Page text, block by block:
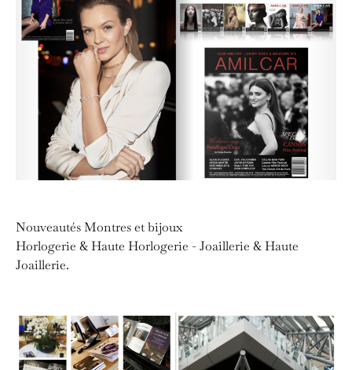
Nouveautés Montres et bijoux
Horlogerie & Haute Horlogerie - Joaillerie & Haute
Joaillerie.